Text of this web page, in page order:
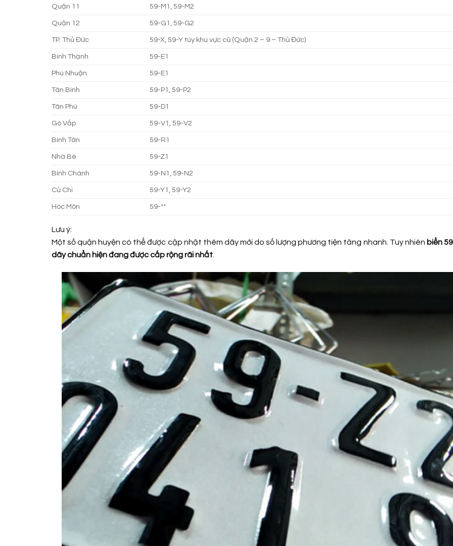
Quận 11 59-M1, 59-M2
Quận 12 59-G1, 59-G2
TP. Thủ Đức 59-X, 59-Y tùy khu vực cũ (Quận 2 – 9 – Thủ Đức)
Bình Thạnh 59-E1
Phú Nhuận 59-E1
Tân Bình 59-P1, 59-P2
Tân Phú 59-D1
Gò Vấp 59-V1, 59-V2
Bình Tân 59-R1
Nhà Bè 59-Z1
Bình Chánh 59-N1, 59-N2
Củ Chi 59-Y1, 59-Y2
Hóc Môn 59-**
Lưu ý:
Một số quận huyện có thể được cập nhật thêm dãy mới do số lượng phương tiện tăng nhanh. Tuy nhiên biển
dãy chuẩn hiện đang được cấp rộng rãi nhất